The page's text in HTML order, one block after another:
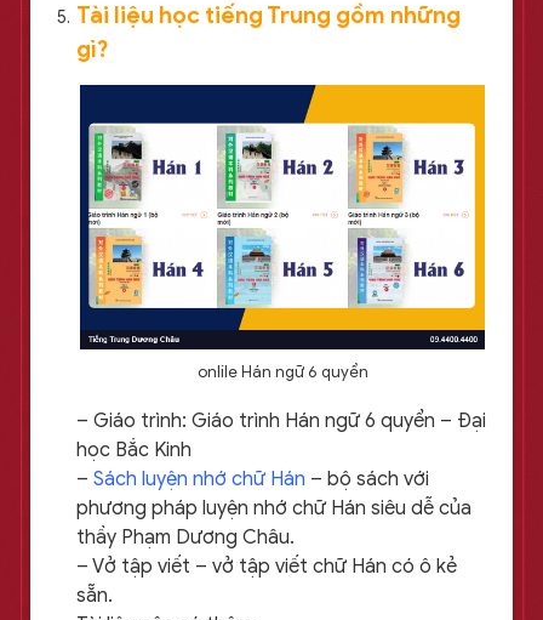
Tài liệu học tiếng Trung gồm những
gì?
onlile Hán ngữ 6 quyển
– Giáo trình: Giáo trình Hán ngữ 6 quyển – Đại
học Bắc Kinh
– Sách luyện nhớ chữ Hán – bộ sách với
phương pháp luyện nhớ chữ Hán siêu dễ của
thầy Phạm Dương Châu.
– Vở tập viết – vở tập viết chữ Hán có ô kẻ
sẵn.